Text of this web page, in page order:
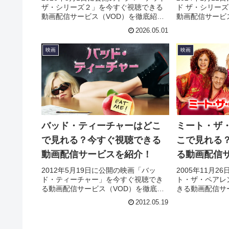
ザ・シリーズ２」を今すぐ視聴できる
動画配信サービス（VOD）を徹底紹
ッフ、主題歌の情報はもちろん、実際
に見た人の感想やレビューもまとめて
います。
2026.05.01
ド ザ・シリー
動画配信サービ
ッフ、主題歌
に見た人の感想
います。
映画
バッド・ティーチャーはどこ
で見れる？今すぐ視聴できる
動画配信サービスを紹介！
2012年5月19日に公開の映画「バッ
ド・ティーチャー」を今すぐ視聴でき
る動画配信サービス（VOD）を徹底紹
介。あらすじやキャスト・声優、スタ
ッフ、主題歌の情報はもちろん、実際
2012.05.19
映画
ミート・ザ
こで見れる
る動画配信
2005年11月26
ト・ザ・ペア
きる動画配信サ
紹介。あらす
タッフ、主題